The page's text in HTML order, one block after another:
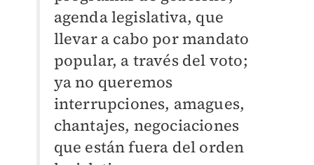
agenda legislativa, que
llevar a cabo por mandato
popular, a través del voto;
ya no queremos
interrupciones, amagues,
chantajes, negociaciones
que están fuera del orden